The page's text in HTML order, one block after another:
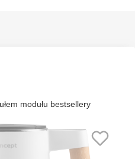
modułu bestsellery